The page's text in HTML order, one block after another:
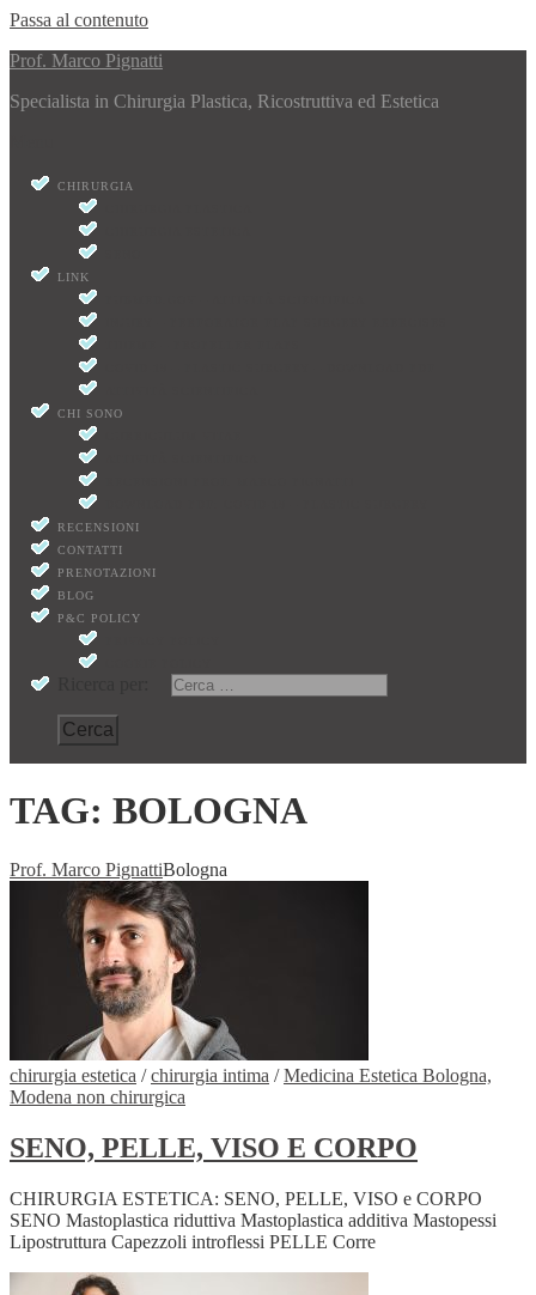
Passa al contenuto
Prof. Marco Pignatti
Specialista in Chirurgia Plastica, Ricostruttiva ed Estetica
CHIRURGIA
LINK
CHI SONO
RECENSIONI
CONTATTI
PRENOTAZIONI
BLOG
P&C POLICY
TAG: BOLOGNA
Prof. Marco PignattiBologna
chirurgia estetica /chirurgia intima /Medicina Estetica Bologna,
Modena non chirurgica
SENO, PELLE, VISO E CORPO
CHIRURGIA ESTETICA: SENO, PELLE, VISO e CORPO
SENO Mastoplastica riduttiva Mastoplastica additiva Mastopessi
Lipostruttura Capezzoli introflessi PELLE Corre